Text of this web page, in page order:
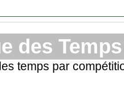
des Temps
temps par